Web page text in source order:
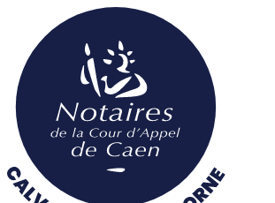
contenu
principal